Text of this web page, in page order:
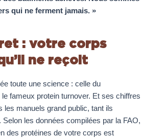
qui ne ferment jamais. »
: votre corps
ne reçoit
toute une science : celle du
fameux protein turnover. Et ses chiffres
les manuels grand public, tant ils
les données compilées par la FAO,
des protéines de votre corps est